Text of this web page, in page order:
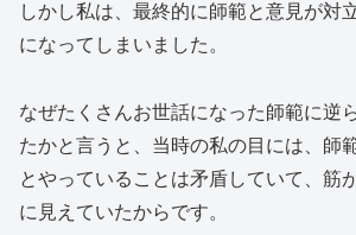
しかし私は、最終的に師範と意見が対
になってしまいました。
なぜたくさんお世話になった師範に逆
たかと言うと、当時の私の目には、師
とやっていることは矛盾していて、筋
に見えていたからです。